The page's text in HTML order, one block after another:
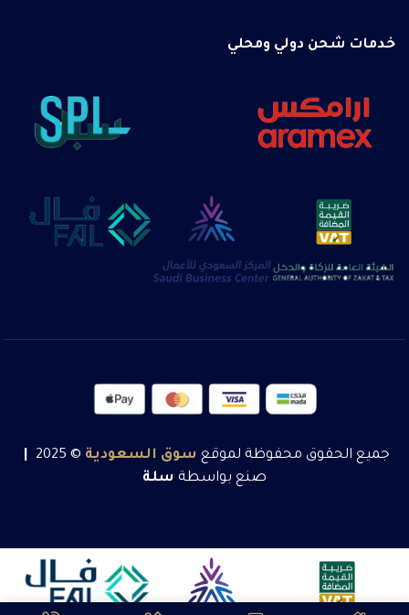
خدمات شحن دولي ومحلي
جميع الحقوق محفوظة لموقع سوق السعودية © 2025
صنع بواسطة سلة